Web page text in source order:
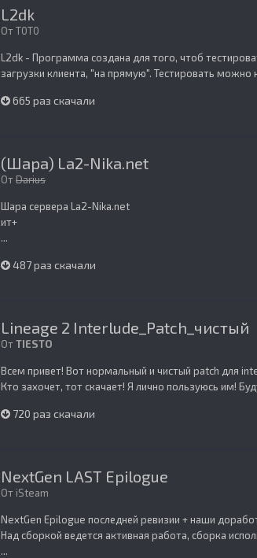
L2dk
ОтT0T0
L2dk - Программа создана для того, чтоб
загрузки клиента, "на прямую". Тестировать можно
665 раз скачали
(Шара) La2-Nika.net
ОтDarius
Шара сервера La2-Nika.net
ит+
...
487 раз скачали
Lineage 2 Interlude_Patch_чистый
ОтTIESTO
Всем привет! Вот нормальный и чистый patch для
Кто захочет, тот скачает! Я лично пользуюсь им!
720 раз скачали
NextGen LAST Epilogue
От iSteam
NextGen Epilogue последней ревизии + наши
Над сборкой ведется активная работа, сборка
...